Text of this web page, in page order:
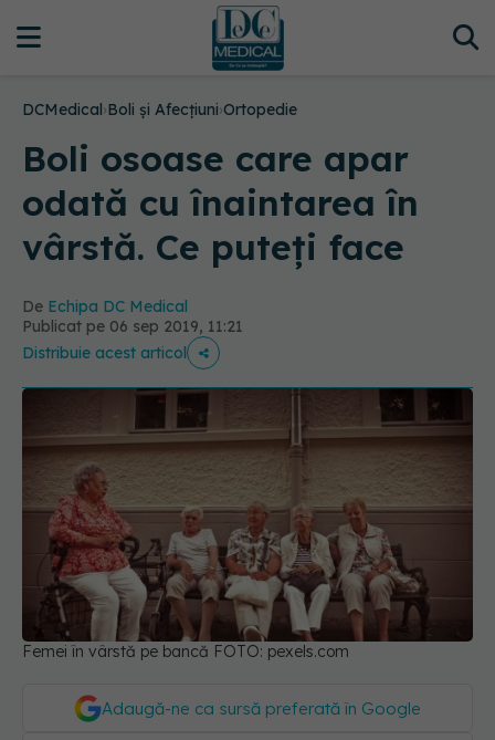
DCMedical›Boli și Afecțiuni›Ortopedie
Boli osoase care apar
odată cu înaintarea în
vârstă. Ce puteți face
De Echipa DC Medical
Publicat pe 06 sep 2019, 11:21
Distribuie acest articol
Femei în vârstă pe bancă FOTO: pexels.com
Adaugă-ne ca sursă preferată în Google